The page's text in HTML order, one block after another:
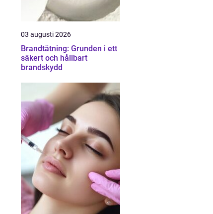
03 augusti 2026
Brandtätning: Grunden i ett
säkert och hållbart
brandskydd